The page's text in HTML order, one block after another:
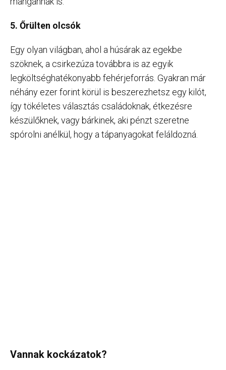
5. Őrülten olcsók
Egy olyan világban, ahol a húsárak az egekbe
szöknek, a csirkezúza továbbra is az egyik
legköltséghatékonyabb fehérjeforrás. Gyakran már
néhány ezer forint körül is beszerezhetsz egy kilót,
így tökéletes választás családoknak, étkezésre
készülőknek, vagy bárkinek, aki pénzt szeretne
spórolni anélkül, hogy a tápanyagokat feláldozná.
Vannak kockázatok?